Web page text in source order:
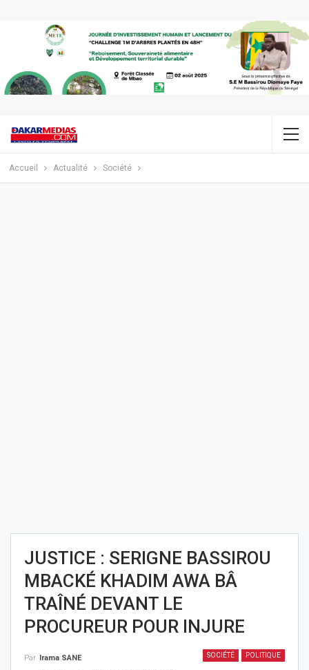
Accueil Actualité Société
JUSTICE : SERIGNE BASSIROU
MBACKÉ KHADIM AWA BÂ
TRAÎNÉ DEVANT LE
PROCUREUR POUR INJURE
SOCIÉTÉ POLITIQUE
Par Irama SANE